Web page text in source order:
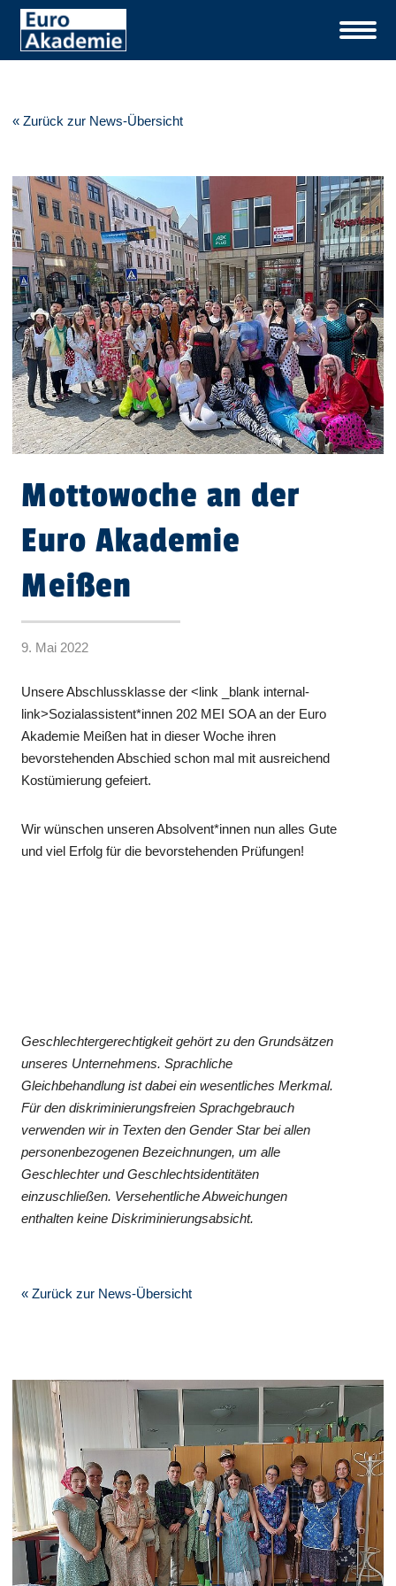
« Zurück zur News-Übersicht
Mottowoche an der
Euro Akademie
Meißen
9. Mai 2022
Unsere Abschlussklasse der <link _blank internal-
link>Sozialassistent*innen 202 MEI SOA an der Euro
Akademie Meißen hat in dieser Woche ihren
bevorstehenden Abschied schon mal mit ausreichend
Kostümierung gefeiert.
Wir wünschen unseren Absolvent*innen nun alles Gute
und viel Erfolg für die bevorstehenden Prüfungen!
Geschlechtergerechtigkeit gehört zu den Grundsätzen
unseres Unternehmens. Sprachliche
Gleichbehandlung ist dabei ein wesentliches Merkmal.
Für den diskriminierungsfreien Sprachgebrauch
verwenden wir in Texten den Gender Star bei allen
personenbezogenen Bezeichnungen, um alle
Geschlechter und Geschlechtsidentitäten
einzuschließen. Versehentliche Abweichungen
enthalten keine Diskriminierungsabsicht.
« Zurück zur News-Übersicht